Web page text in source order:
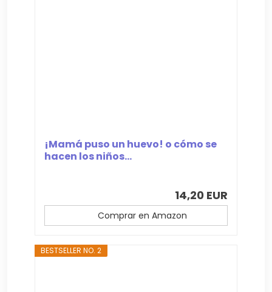
¡Mamá puso un huevo! o cómo se
hacen los niños...
14,20 EUR
Comprar en Amazon
BESTSELLER NO. 2